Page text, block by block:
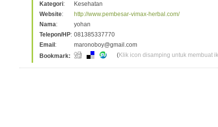
Kategori:
Kesehatan
Website:
http://www.pembesar-vimax-herbal.com/
Nama:
yohan
Telepon/HP: 081385337770
Email :
maronoboy@gmail.com
Bookmark:
(Klik icon disamping untuk membuat